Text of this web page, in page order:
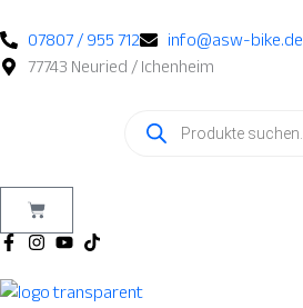
Inhalt
springen
07807 / 955 712
info@asw-bike.de
77743 Neuried / Ichenheim
search
Warenkorb